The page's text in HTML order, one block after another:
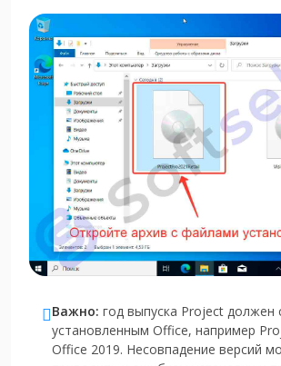
Важно: год выпуска Project должен
установленным Office, например
Office 2019. Несовпадение версий